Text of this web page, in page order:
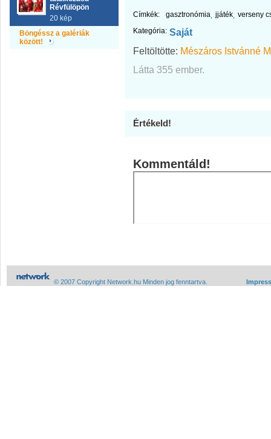
Révfülöpön
20 kép
Böngéssz a galériák
között!
Címkék: gasztronómia jjáték verseny
Kategória: Saját
Feltöltötte: Mészáros Istvánné
Látta 355 ember.
Értékeld!
Kommentáld!
© 2007 Copyright Network.hu Minden jog fenntartva.